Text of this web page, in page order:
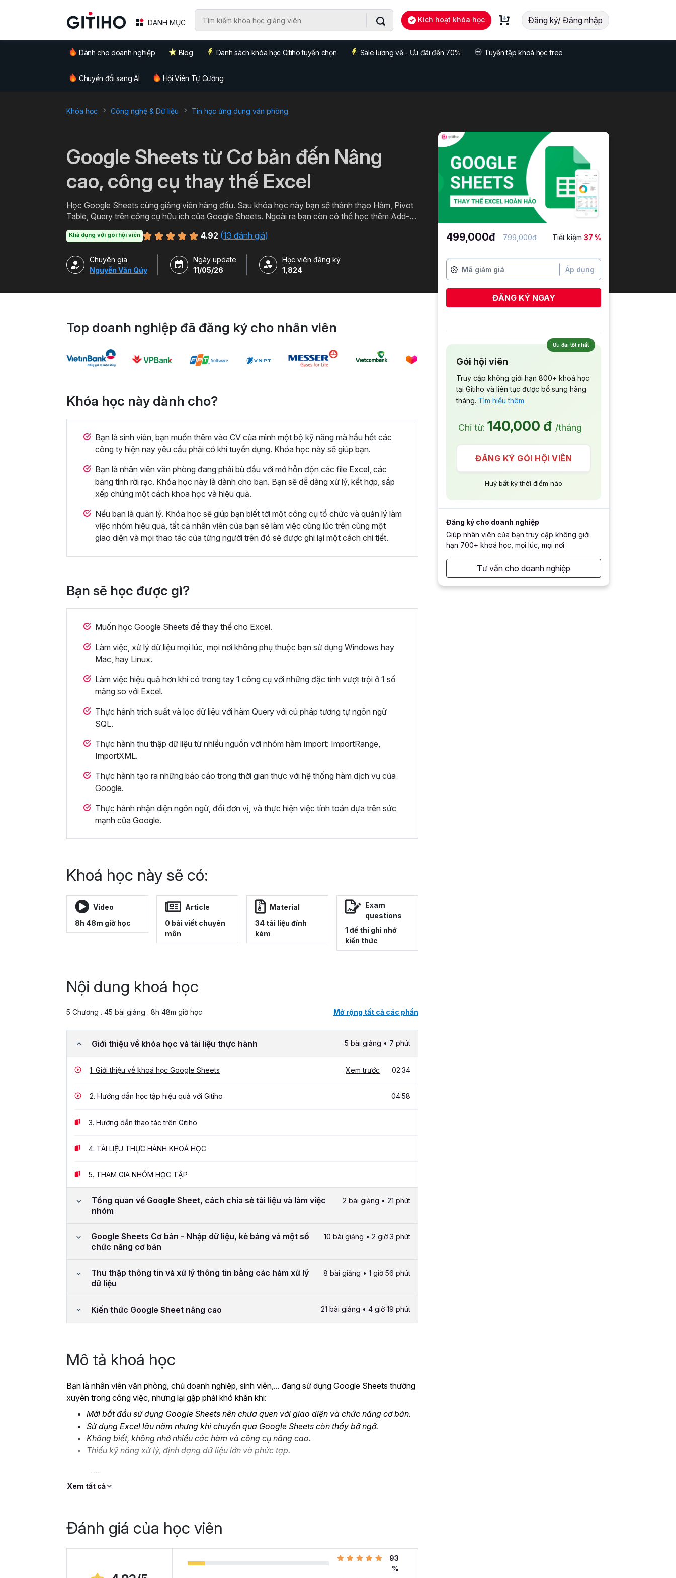
DANH MỤC Kích hoạt khóa học Đăng ký/ Đăng nhập
Dành cho doanh nghiệp Blog Danh sách khóa học Gitiho tuyển chọn Sale lương về - Ưu đãi đến 70% Tuyển tập khoá học free
Chuyển đổi sang AI Hội Viên Tự Cường
Khóa học Công nghệ & Dữ liệu Tin học ứng dụng văn phòng
Google Sheets từ Cơ bản đến Nâng
cao, công cụ thay thế Excel
Học Google Sheets cùng giảng viên hàng đầu. Sau khóa học này bạn sẽ thành thạo Hàm, Pivot
Table, Query trên công cụ hữu ích của Google Sheets. Ngoài ra bạn còn có thể học thêm Add-
Khả dụng với gói hội viên 4.92 (13 đánh giá)
Chuyên gia
Nguyễn Văn Qúy
Ngày update
11/05/26
Học viên đăng ký
1,824
Top doanh nghiệp đã đăng ký cho nhân viên
Khóa học này dành cho?
Bạn là sinh viên, bạn muốn thêm vào CV của mình một bộ kỹ năng mà hầu hết các
công ty hiện nay yêu cầu phải có khi tuyển dụng. Khóa học này sẽ giúp bạn.
Bạn là nhân viên văn phòng đang phải bù đầu với mớ hỗn độn các file Excel, các
bảng tính rời rạc. Khóa học này là dành cho bạn. Bạn sẽ dễ dàng xử lý, kết hợp, sắp
xếp chúng một cách khoa học và hiệu quả.
Nếu bạn là quản lý. Khóa học sẽ giúp bạn biết tới một công cụ tổ chức và quản lý làm
việc nhóm hiệu quả, tất cả nhân viên của bạn sẽ làm việc cùng lúc trên cùng một
giao diện và mọi thao tác của từng người trên đó sẽ được ghi lại một cách chi tiết.
Bạn sẽ học được gì?
Muốn học Google Sheets để thay thế cho Excel.
Làm việc, xử lý dữ liệu mọi lúc, mọi nơi không phụ thuộc bạn sử dụng Windows hay
Mac, hay Linux.
Làm việc hiệu quả hơn khi có trong tay 1 công cụ với những đặc tính vượt trội ở 1 số
mảng so với Excel.
Thực hành trích suất và lọc dữ liệu với hàm Query với cú pháp tương tự ngôn ngữ
SQL.
Thực hành thu thập dữ liệu từ nhiều nguồn với nhóm hàm Import: ImportRange,
ImportXML.
Thực hành tạo ra những báo cáo trong thời gian thực với hệ thống hàm dịch vụ của
Google.
Thực hành nhận diện ngôn ngữ, đổi đơn vị, và thực hiện việc tính toán dựa trên sức
mạnh của Google.
Khoá học này sẽ có:
Video
8h 48m giờ học
Article
0 bài viết chuyên
môn
Material
34 tài liệu đính
kèm
Exam
questions
1 đề thi ghi nhớ
kiến thức
Nội dung khoá học
5 Chương . 45 bài giảng . 8h 48m giờ học Mở rộng tất cả các phần
Giới thiệu về khóa học và tài liệu thực hành 5 bài giảng • 7 phút
1. Giới thiệu về khoá học Google Sheets Xem trước 02:34
2. Hướng dẫn học tập hiệu quả với Gitiho 04:58
3. Hướng dẫn thao tác trên Gitiho
4. TÀI LIỆU THỰC HÀNH KHOÁ HỌC
5. THAM GIA NHÓM HỌC TẬP
Tổng quan về Google Sheet, cách chia sẻ tài liệu và làm việc
nhóm
2 bài giảng • 21 phút
Google Sheets Cơ bản - Nhập dữ liệu, kẻ bảng và một số
chức năng cơ bản
10 bài giảng • 2 giờ 3 phút
Thu thập thông tin và xử lý thông tin bằng các hàm xử lý
dữ liệu
8 bài giảng • 1 giờ 56 phút
Kiến thức Google Sheet nâng cao 21 bài giảng • 4 giờ 19 phút
Mô tả khoá học
Bạn là nhân viên văn phòng, chủ doanh nghiệp, sinh viên,... đang sử dụng Google Sheets thường
xuyên trong công việc, nhưng lại gặp phải khó khăn khi:
Mới bắt đầu sử dụng Google Sheets nên chưa quen với giao diện và chức năng cơ bản.
Sử dụng Excel lâu năm nhưng khi chuyển qua Google Sheets còn thấy bỡ ngỡ.
Không biết, không nhớ nhiều các hàm và công cụ nâng cao.
Thiếu kỹ năng xử lý, định dạng dữ liệu lớn và phức tạp.
….
Đó là lý do mà Gitiho cho ra mắt khóa học
Tại sao bạn nên học Google Sheet?
Ngày nay, cách chúng ta sử dụng bảng tính đang thay đổi rất nhiều. Thay vì gần như chỉ sử
, chúng ta chuyển dịch nhiều sang các công cụ online và có khả năng cộng tác dễ
Xem tất cả
Đánh giá của học viên
93
%
499,000đ 799,000đ Tiết kiệm 37 %
Áp dụng
ĐĂNG KÝ NGAY
Ưu đãi tốt nhất
Gói hội viên
Truy cập không giới hạn 800+ khoá học
tại Gitiho và liên tục được bổ sung hàng
tháng. Tìm hiểu thêm
Chỉ từ: 140,000 đ /tháng
ĐĂNG KÝ GÓI HỘI VIÊN
Huỷ bất kỳ thời điểm nào
Đăng ký cho doanh nghiệp
Giúp nhân viên của bạn truy cập không giới
hạn 700+ khoá học, mọi lúc, mọi nơi
Tư vấn cho doanh nghiệp